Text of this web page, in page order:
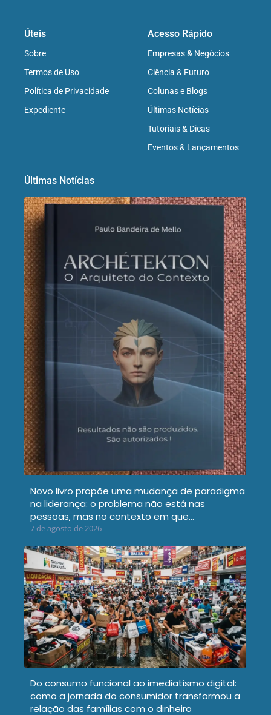
Úteis
Sobre
Termos de Uso
Política de Privacidade
Expediente
Acesso Rápido
Empresas & Negócios
Ciência & Futuro
Colunas e Blogs
Últimas Notícias
Tutoriais & Dicas
Eventos & Lançamentos
Últimas Notícias
Novo livro propõe uma mudança de paradigma
na liderança: o problema não está nas
pessoas, mas no contexto em que…
7 de agosto de 2026
Do consumo funcional ao imediatismo digital:
como a jornada do consumidor transformou a
relação das famílias com o dinheiro